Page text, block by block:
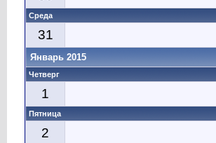
Среда
31
Январь 2015
Четверг
1
Пятница
2